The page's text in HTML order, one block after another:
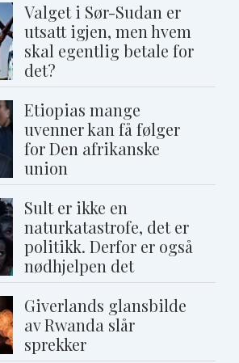
Valget i Sør-Sudan er
utsatt igjen, men hvem
skal egentlig betale for
det?
Etiopias mange
uvenner kan få følger
for Den afrikanske
union
Sult er ikke en
naturkatastrofe, det er
politikk. Derfor er også
nødhjelpen det
Giverlands glansbilde
av Rwanda slår
sprekker